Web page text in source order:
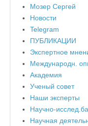
Мозер Сергей
Новости
Telegram
ПУБЛИКАЦИИ
Экспертное
Международн.
Академия
Ученый совет
Наши эксперты
Научно-
Научная